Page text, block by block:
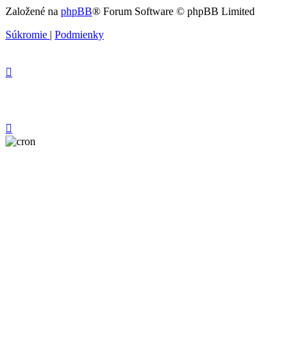
Založené na phpBB® Forum Software © phpBB Limited
Súkromie | Podmienky